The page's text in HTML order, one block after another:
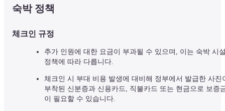
숙박 정책
체크인 규정
추가 인원에 대한 요금이 부과될 수 있으며, 이는 숙박 시
정책에 따라 다릅니다.
체크인 시 부대 비용 발생에 대비해 정부에서 발급한 사진
부착된 신분증과 신용카드, 직불카드 또는 현금으로 보증
이 필요할 수 있습니다.